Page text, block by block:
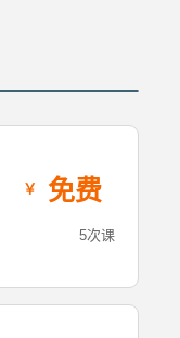
免费
5次课